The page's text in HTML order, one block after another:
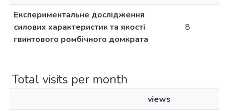
Експериментальне дослідження
силових характеристик та якості
гвинтового ромбічного домкрата
8
Total visits per month
views